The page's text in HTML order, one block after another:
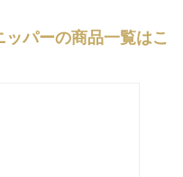
パーの商品一覧はこ